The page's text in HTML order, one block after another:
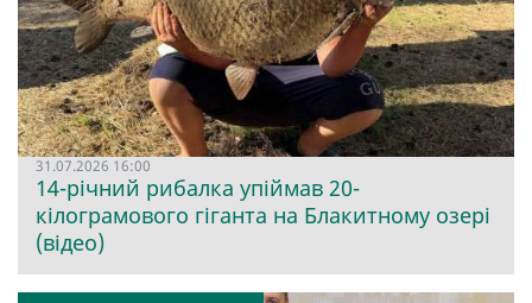
31.07.2026 16:00
14-річний рибалка упіймав 20-
кілограмового гіганта на Блакитному озері
(відео)